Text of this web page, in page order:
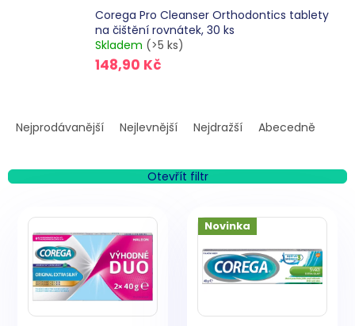
Corega Pro Cleanser Orthodontics tablety
na čištění rovnátek, 30 ks
Skladem (>5 ks)
148,90 Kč
a
n
Nejprodávanější Nejlevnější Nejdražší Abecedně
Otevřít filtr
Novinka